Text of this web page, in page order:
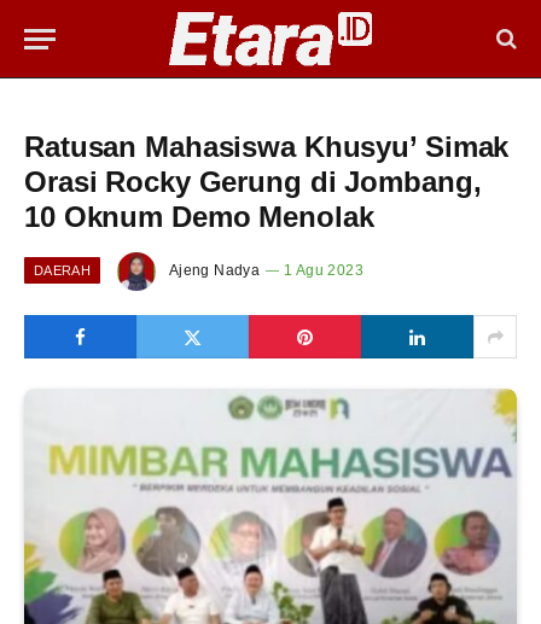
Ratusan Mahasiswa Khusyu’ Simak
Orasi Rocky Gerung di Jombang,
10 Oknum Demo Menolak
DAERAH Ajeng Nadya 1 Agu 2023